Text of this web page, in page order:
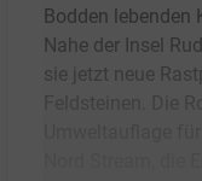
Bodden lebenden
Nahe der Insel
sie jetzt neue